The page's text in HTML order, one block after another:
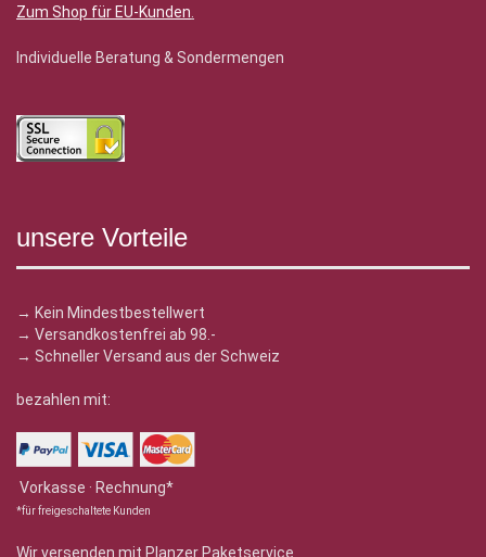
Zum Shop für EU-Kunden.
Individuelle Beratung & Sondermengen
unsere Vorteile
→ Kein Mindestbestellwert
→ Versandkostenfrei ab 98.-
→ Schneller Versand aus der Schweiz
bezahlen mit:
Vorkasse · Rechnung*
*für freigeschaltete Kunden
Wir versenden mit Planzer Paketservice